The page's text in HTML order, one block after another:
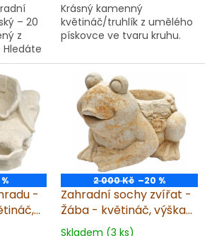
– 20
z
Krásný kamenný
květináč/truhlík z umělého
pískovce ve tvaru kruhu.
-
3 kg,
2 000 Kč –20 %
Zahradní sochy zvířat -
Žába - květináč, výška
21 cm, 10 kg, pískovec
Skladem (3 ks)